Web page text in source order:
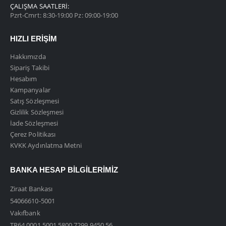
ÇALIŞMA SAATLERI:
Pzrt-Cmrt: 8:30-19:00 Pz: 09:00-19:00
HIZLI ERIŞIM
Hakkımızda
Sipariş Takibi
Hesabım
Kampanyalar
Satış Sözleşmesi
Gizlilik Sözleşmesi
İade Sözleşmesi
Çerez Politikası
KVKK Aydınlatma Metni
BANKA HESAP BILGILERIMIZ
Ziraat Bankası
54066610-5001
Vakıfbank